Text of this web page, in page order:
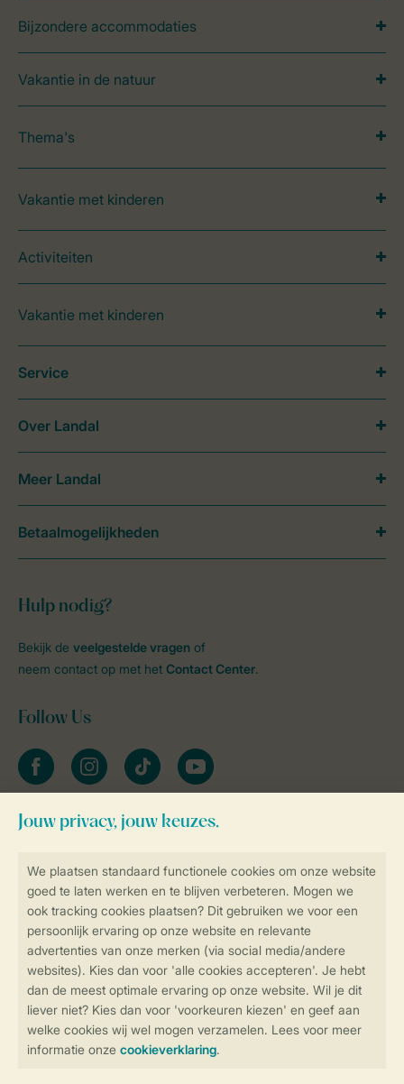
Controle over jouw gegevens &
Veilig en snel online boeken
Veilige gegevensoverdracht
Veilige betaling
Bijzondere accommodaties
Vakantie in de natuur
Thema's
Vakantie met kinderen
Activiteiten
Vakantie met kinderen
Hulp nodig?
Bekijk de veelgestelde vragen of
neem contact op met het Contact Center.
Follow Us
facebookinstagramtiktok youtube
Blijf op de hoogte
Service
Over Landal
Meer Landal
Betaalmogelijkheden